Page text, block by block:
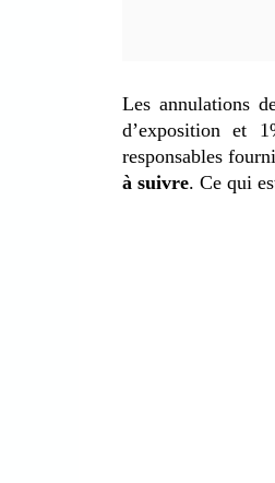
Les annulations
d’exposition et
responsables
à suivre. Ce qui